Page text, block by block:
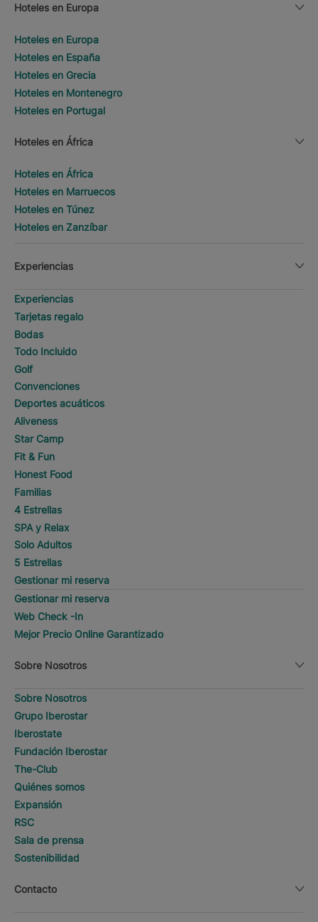
Hoteles en Europa
Hoteles en Europa
Hoteles en España
Hoteles en Grecia
Hoteles en Montenegro
Hoteles en Portugal
Hoteles en África
Hoteles en África
Hoteles en Marruecos
Hoteles en Túnez
Hoteles en Zanzíbar
Experiencias
Experiencias
Tarjetas regalo
Bodas
Todo Incluido
Golf
Convenciones
Deportes acuáticos
Aliveness
Star Camp
Fit & Fun
Honest Food
Familias
4 Estrellas
SPA y Relax
Solo Adultos
5 Estrellas
Gestionar mi reserva
Gestionar mi reserva
Web Check -In
Mejor Precio Online Garantizado
Sobre Nosotros
Sobre Nosotros
Grupo Iberostar
Iberostate
Fundación Iberostar
The-Club
Quiénes somos
Expansión
RSC
Sala de prensa
Sostenibilidad
Contacto